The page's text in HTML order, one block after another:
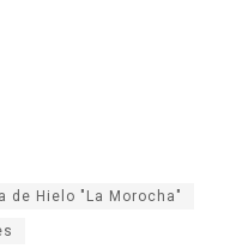
de Hielo "La Morocha"